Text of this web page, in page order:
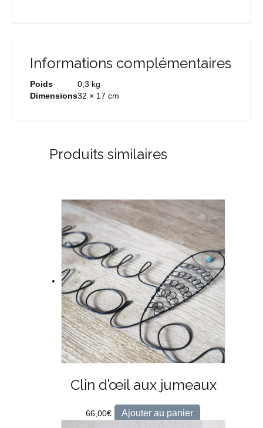
Informations complémentaires
Poids
0,3 kg
Dimensions32 × 17 cm
Produits similaires
Clin d’œil aux jumeaux
66,00€ Ajouter au panier